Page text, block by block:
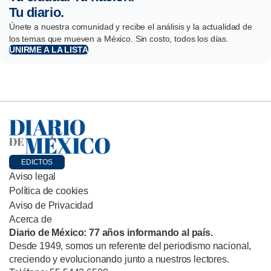
Tu diario.
Únete a nuestra comunidad y recibe el análisis y la actualidad de
los temas que mueven a México. Sin costo, todos los días.
UNIRME A LA LISTA
EDICTOS
Aviso legal
Política de cookies
Aviso de Privacidad
Acerca de
Diario de México: 77 años informando al país.
Desde 1949, somos un referente del periodismo nacional,
creciendo y evolucionando junto a nuestros lectores.